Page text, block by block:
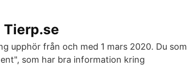
upphör från och med 1 mars 2020. Du som
som har bra information kring